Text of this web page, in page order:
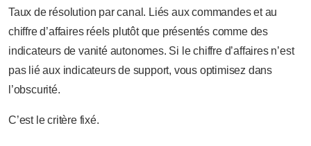
Taux de résolution par canal. Liés aux commandes et au
chiffre d’affaires réels plutôt que présentés comme des
indicateurs de vanité autonomes. Si le chiffre d’affaires n’est
pas lié aux indicateurs de support, vous optimisez dans
l’obscurité.
C’est le critère fixé.